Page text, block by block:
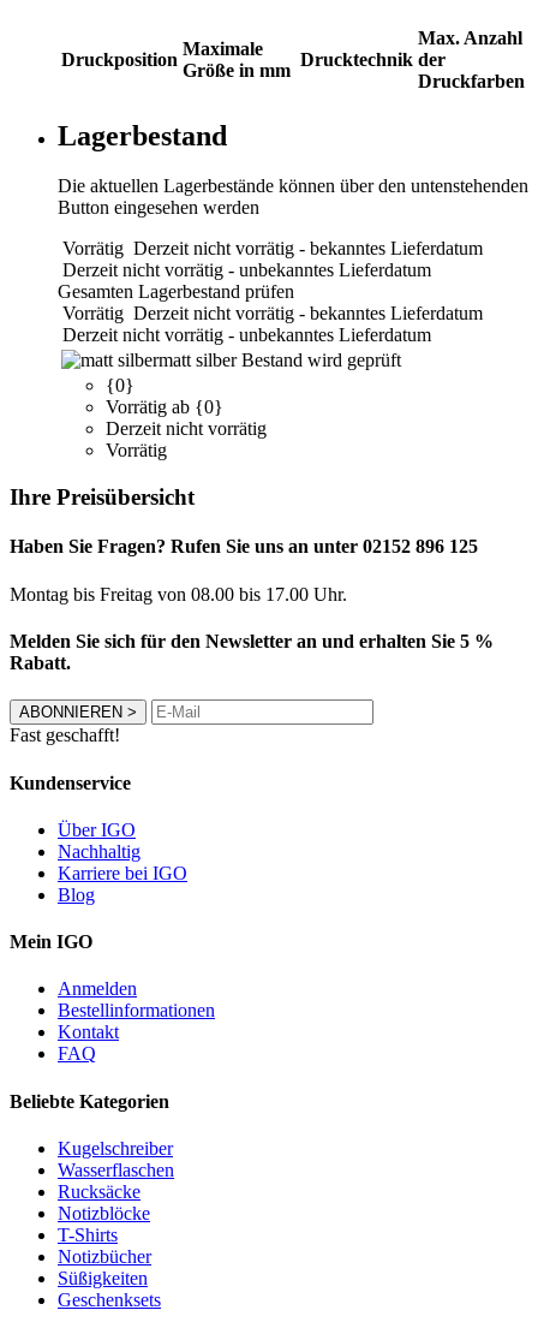
Druckposition
Maximale
Größe in mm
Drucktechnik
Max. Anzahl
der
Druckfarben
Lagerbestand
Die aktuellen Lagerbestände können über den untenstehenden
Button eingesehen werden
Vorrätig Derzeit nicht vorrätig - bekanntes Lieferdatum
Derzeit nicht vorrätig - unbekanntes Lieferdatum
Gesamten Lagerbestand prüfen
Vorrätig Derzeit nicht vorrätig - bekanntes Lieferdatum
Derzeit nicht vorrätig - unbekanntes Lieferdatum
matt silber Bestand wird geprüft
{0}
Vorrätig ab {0}
Derzeit nicht vorrätig
Vorrätig
Ihre Preisübersicht
Haben Sie Fragen? Rufen Sie uns an unter 02152 896 125
Montag bis Freitag von 08.00 bis 17.00 Uhr.
Melden Sie sich für den Newsletter an und erhalten Sie 5 %
Rabatt.
ABONNIEREN >
Fast geschafft!
Kundenservice
Über IGO
Nachhaltig
Karriere bei IGO
Blog
Mein IGO
Anmelden
Bestellinformationen
Kontakt
FAQ
Beliebte Kategorien
Kugelschreiber
Wasserflaschen
Rucksäcke
Notizblöcke
T-Shirts
Notizbücher
Süßigkeiten
Geschenksets